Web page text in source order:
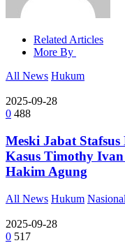
Related Articles
More By
All News Hukum
2025-09-28
0 488
Meski Jabat
Kasus Timothy
Hakim Agung
All News Hukum Nasional
2025-09-28
0 517